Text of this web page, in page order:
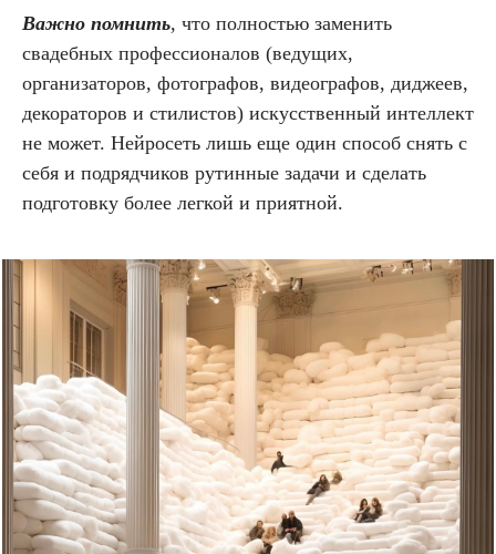
Важно помнить, что полностью заменить
свадебных профессионалов (ведущих,
организаторов, фотографов, видеографов, диджеев,
декораторов и стилистов) искусственный интеллект
не может. Нейросеть лишь еще один способ снять с
себя и подрядчиков рутинные задачи и сделать
подготовку более легкой и приятной.